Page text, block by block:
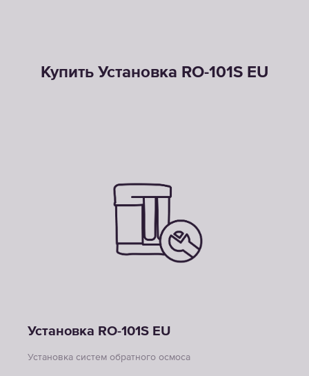
Купить Установка RO-101S EU
Установка RO-101S EU
Установка систем обратного осмоса